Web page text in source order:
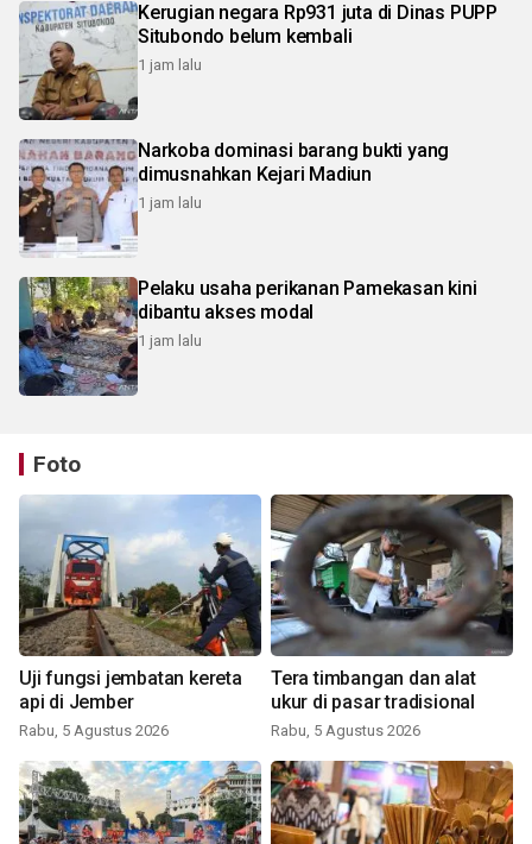
Kerugian negara Rp931 juta di Dinas PUPP
Situbondo belum kembali
1 jam lalu
Narkoba dominasi barang bukti yang
dimusnahkan Kejari Madiun
1 jam lalu
Pelaku usaha perikanan Pamekasan kini
dibantu akses modal
1 jam lalu
Foto
Uji fungsi jembatan kereta
api di Jember
Rabu, 5 Agustus 2026
Tera timbangan dan alat
ukur di pasar tradisional
Rabu, 5 Agustus 2026